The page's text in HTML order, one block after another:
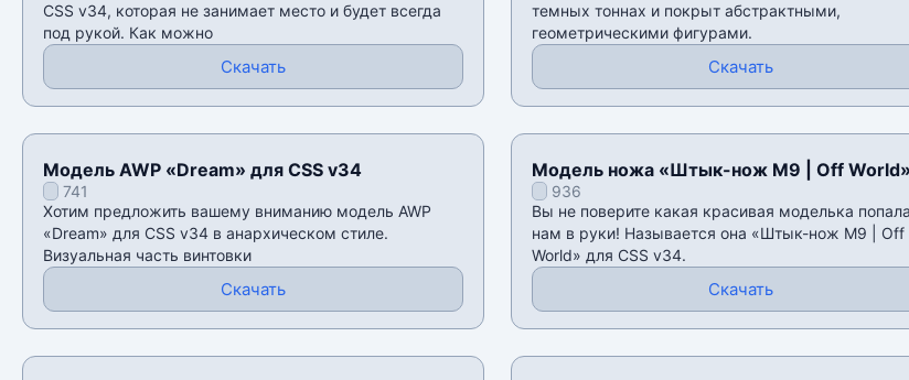
CSS v34, которая не занимает место и будет всегда
под рукой. Как можно
Скачать
темных тоннах и покрыт абстрактными,
геометрическими фигурами.
Скачать
Модель AWP «Dream» для CSS v34
741
Хотим предложить вашему вниманию модель AWP
«Dream» для CSS v34 в анархическом стиле.
Визуальная часть винтовки
Скачать
Модель ножа «Штык-нож M9 | Off World»
CSS v34
936
Вы не поверите какая красивая моделька
нам в руки! Называется она «Штык-нож M9 | Off
World» для CSS v34.
Скачать